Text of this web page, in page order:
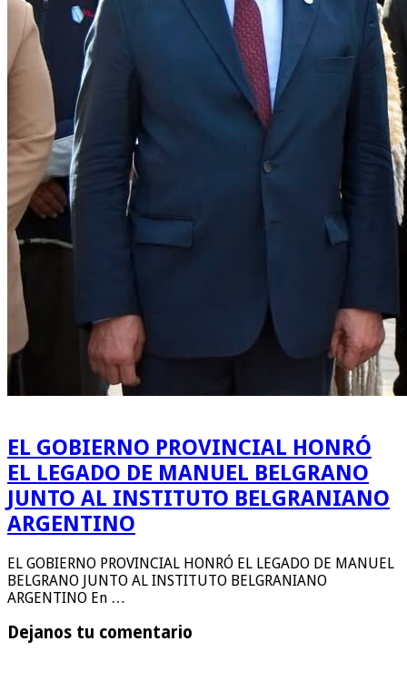
EL GOBIERNO PROVINCIAL HONRÓ
EL LEGADO DE MANUEL BELGRANO
JUNTO AL INSTITUTO BELGRANIANO
ARGENTINO
EL GOBIERNO PROVINCIAL HONRÓ EL LEGADO DE MANUEL
BELGRANO JUNTO AL INSTITUTO BELGRANIANO
ARGENTINO En …
Dejanos tu comentario